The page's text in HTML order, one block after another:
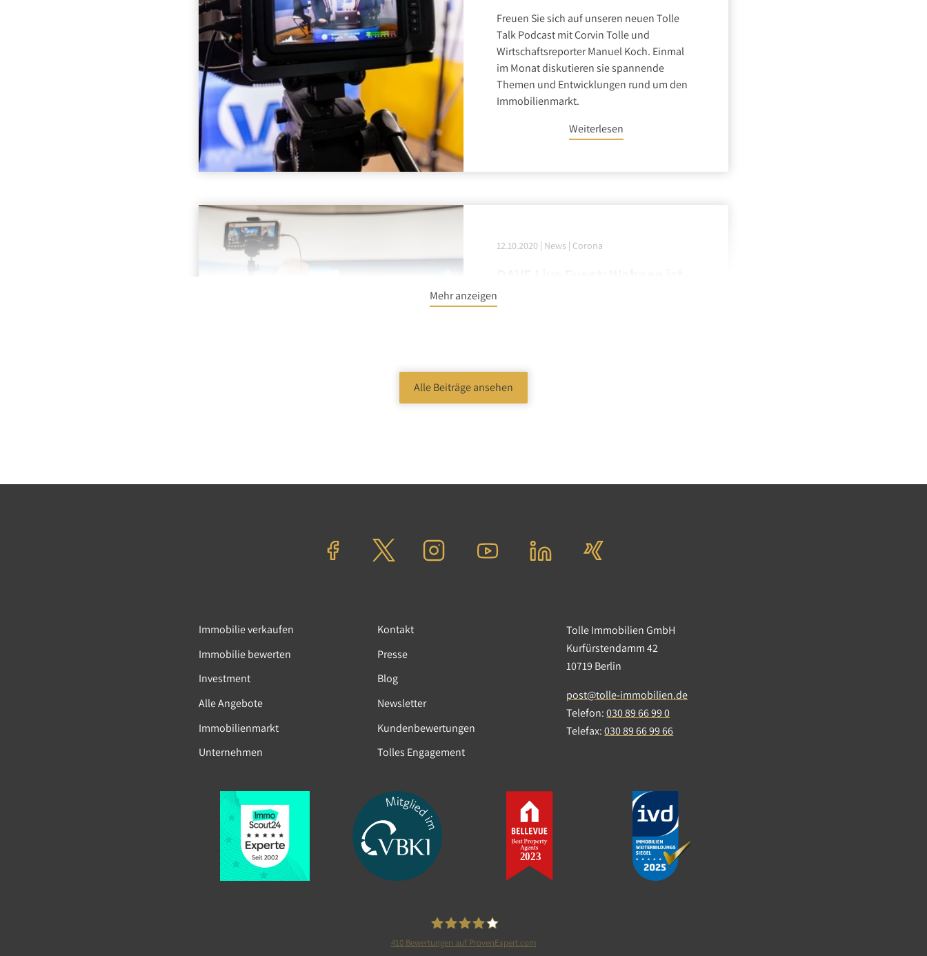
Freuen Sie sich auf unseren neuen Tolle
Talk Podcast mit Corvin Tolle und
Wirtschaftsreporter Manuel Koch. Einmal
im Monat diskutieren sie spannende
Themen und Entwicklungen rund um den
Immobilienmarkt.
Weiterlesen
12.10.2020 | News | Corona
Neue Nutzungskonzepte für von Corona-angeschlagene,
städtische Gewerbeimmobilien durch temporäres Wohnen oder
29.06.2020|News|
Covid-19-Gesetz trifft verstärkt jetzt die
Nach Angaben der Tolle Hausverwaltung bringt die Zahl der
zunehmenden Mietstundungen aufgrund des Covid-19-
Gesetzes jetzt zunehmend die Eigentümer in Schwierigkeiten.
Weiterlesen
Mehr anzeigen
Alle Beiträge ansehen
Immobilie verkaufen
Immobilie bewerten
Investment
Alle Angebote
Immobilienmarkt
Unternehmen
Kontakt
Presse
Blog
Newsletter
Kundenbewertungen
Tolles Engagement
Tolle Immobilien GmbH
Kurfürstendamm 42
10719 Berlin
post@tolle-immobilien.de
Telefon:030 89 66 99 0
Telefax:030 89 66 99 66
410Bewertungen auf ProvenExpert.com